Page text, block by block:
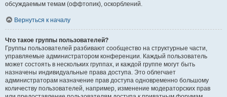
обсуждаемым темам (оффтопик), оскорблений.
Вернуться к началу
Что такое группы пользователей?
Группы пользователей разбивают сообщество на структурные части,
управляемые администратором конференции. Каждый пользователь
может состоять в нескольких группах, и каждой группе могут быть
назначены индивидуальные права доступа. Это облегчает
администраторам назначение прав доступа одновременно большому
количеству пользователей, например, изменение модераторских прав